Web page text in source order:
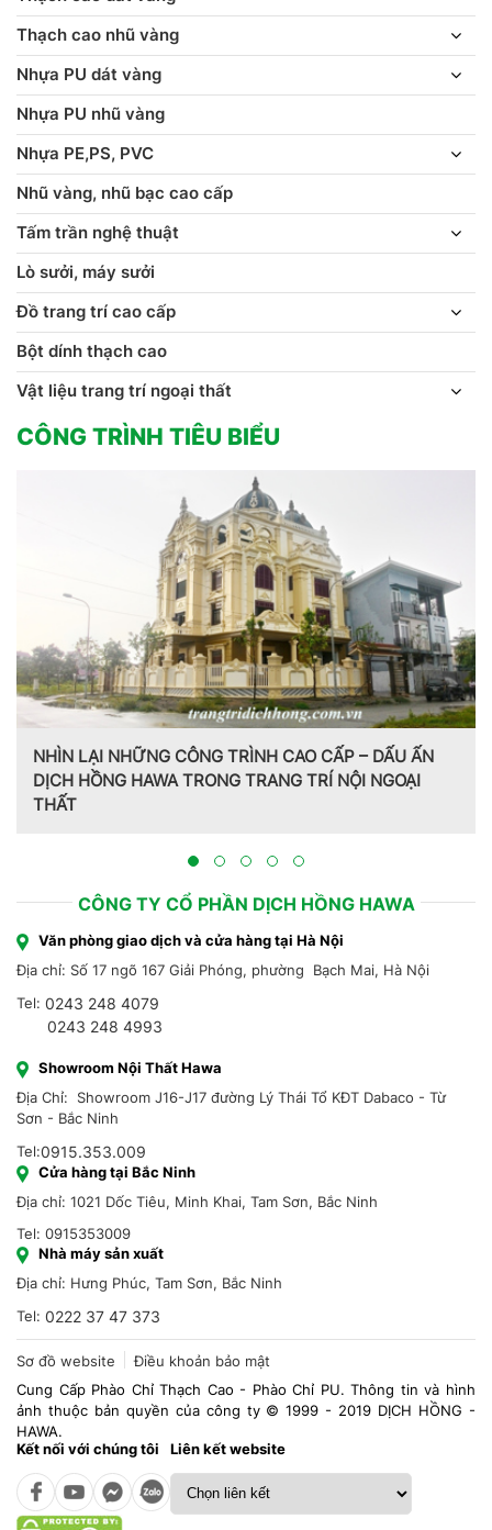
Thạch cao nhũ vàng
Nhựa PU dát vàng
Nhựa PU nhũ vàng
Nhựa PE,PS, PVC
Nhũ vàng, nhũ bạc cao cấp
Tấm trần nghệ thuật
Lò sưởi, máy sưởi
Đồ trang trí cao cấp
Bột dính thạch cao
Vật liệu trang trí ngoại thất
CÔNG TRÌNH TIÊU BIỂU
NHÌN LẠI NHỮNG CÔNG TRÌNH CAO CẤP – DẤU ẤN
DỊCH HỒNG HAWA TRONG TRANG TRÍ NỘI NGOẠI
THẤT
CÔNG TY CỔ PHẦN DỊCH HỒNG HAWA
Văn phòng giao dịch và cửa hàng tại Hà Nội
Địa chỉ: Số 17 ngõ 167 Giải Phóng, phường Bạch Mai, Hà Nội
Tel: 0243 248 4079
0243 248 4993
Showroom Nội Thất Hawa
Địa Chỉ: Showroom J16-J17 đường Lý Thái Tổ KĐT Dabaco - Từ
Sơn - Bắc Ninh
Tel:0915.353.009
Cửa hàng tại Bắc Ninh
Địa chỉ: 1021 Dốc Tiêu, Minh Khai, Tam Sơn, Bắc Ninh
Tel: 0915353009
Nhà máy sản xuất
Địa chỉ: Hưng Phúc, Tam Sơn, Bắc Ninh
Tel: 0222 37 47 373
Sơ đồ website
Điều khoản bảo mật
Cung Cấp Phào Chỉ Thạch Cao - Phào Chỉ PU. Thông tin và hình
ảnh thuộc bản quyền của công ty © 1999 - 2019 DỊCH HỒNG -
HAWA.
Kết nối với chúng tôi
Liên kết website